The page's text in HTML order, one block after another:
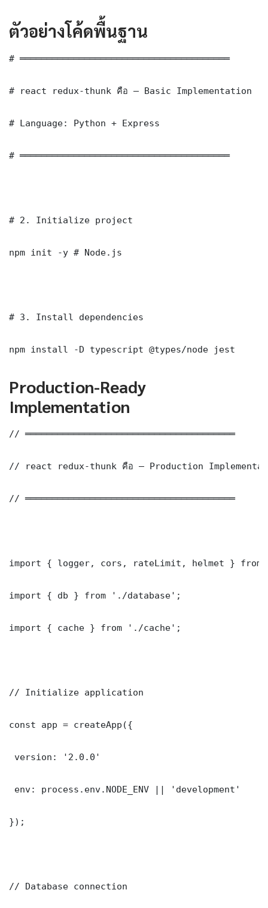
ตัวอย่างโค้ดพื้นฐาน
# ═══════════════════════════════════════
# react redux-thunk คือ — Basic Implementation
# Language: Python + Express
# ═══════════════════════════════════════
# 2. Initialize project
npm init -y # Node.js
# 3. Install dependencies
npm install -D typescript @types/node jest
Production-Ready
Implementation
// ═══════════════════════════════════════
// react redux-thunk คือ — Production
// ═══════════════════════════════════════
import { logger, cors, rateLimit, helmet } from
import { db } from './database';
import { cache } from './cache';
// Initialize application
const app = createApp({
version: '2.0.0'
env: process.env.NODE_ENV || 'development'
});
// Database connection